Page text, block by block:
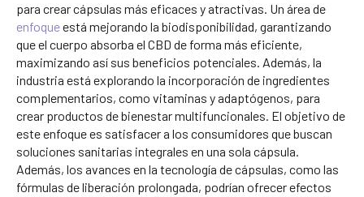
para crear cápsulas más eficaces y atractivas. Un área de
enfoqueestá mejorando la biodisponibilidad, garantizando
que el cuerpo absorba el CBD de forma más eficiente,
maximizando así sus beneficios potenciales. Además, la
industria está explorando la incorporación de ingredientes
complementarios, como vitaminas y adaptógenos, para
crear productos de bienestar multifuncionales. El objetivo de
este enfoque es satisfacer a los consumidores que buscan
soluciones sanitarias integrales en una sola cápsula.
Además, los avances en la tecnología de cápsulas, como las
fórmulas de liberación prolongada, podrían ofrecer efectos